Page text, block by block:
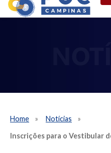
Home
Notícias
Inscrições para o Vestibular